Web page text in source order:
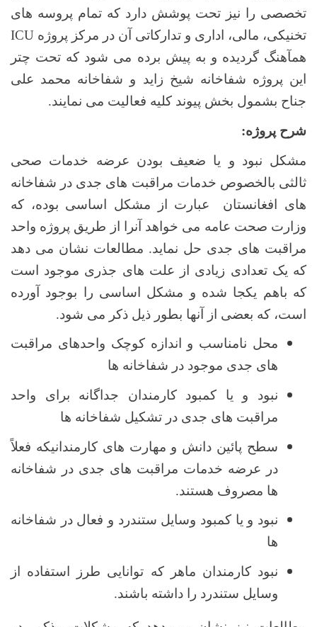
تخصصی را نیز تحت پوشش دارد که تمام پروسه های
تخنیکی، مالی، اداری و تدارکاتی آن در مرکز پروژه ICU
همآهنگ گردیده و به پیش برده می شود که تحت چتر
این پروژه شفاخانه شیخ زاید و شفاخانه محمد علی
جناح بشمول بخش پیوند کلیه فعالیت می نمایند.
شرح پروژه:
مشکل نبود و یا ضعیف بودن عرضه خدمات صحی
ثالثی بالخصوص خدمات مراقبت های جدی در شفاخانه
های افغانستان عبارت از مشکل اساسی بوده، که
وزارت صحت عامه می خواهد آنرا از طریق پروژه واحد
مراقبت های جدی حل نماید. مطالعات نشان می دهد
که یک تعدادی زیادی از علت های جذری موجود است
که باهم یکجا شده و مشکل اساسی را بوجود آورده
است، که بعضی از آنها بطور ذیل ذکر می شود.
محل نامناسب و اندازه کوچک واحدهای مراقبت
های جدی موجود در شفاخانه ها
نبود و یا کمبود کارمندان جداگانه برای واحد
مراقبت های جدی در تشکیل شفاخانه ها
سطح پائین دانش و مهارت های کارمندانیکه فعلاً
در عرضه خدمات مراقبت های جدی در شفاخانه
ها مصروف هستند.
نبود و یا کمبود وسایل ستندرد و فعال در شفاخانه
ها
نبود کارمندان ماهر که توانایی طرز استفاده از
وسایل ستندرد را داشته باشند.